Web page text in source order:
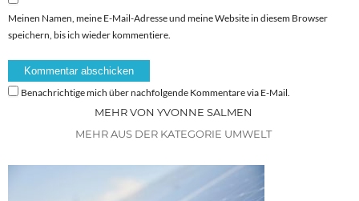
Meinen Namen, meine E-Mail-Adresse und meine Website in diesem Browser
speichern, bis ich wieder kommentiere.
Benachrichtige mich über nachfolgende Kommentare via E-Mail.
MEHR VON YVONNE SALMEN
MEHR AUS DER KATEGORIE UMWELT